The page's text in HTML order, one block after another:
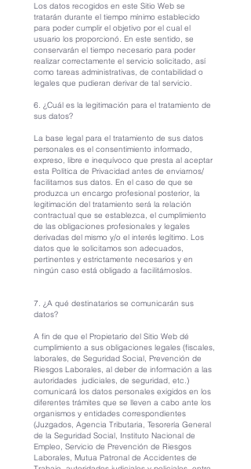
Los datos recogidos en este Sitio Web se
tratarán durante el tiempo mínimo establecido
para poder cumplir el objetivo por el cual el
usuario los proporcionó. En este sentido, se
conservarán el tiempo necesario para poder
realizar correctamente el servicio solicitado, así
como tareas administrativas, de contabilidad o
legales que pudieran derivar de tal servicio.
6. ¿Cuál es la legitimación para el tratamiento de
sus datos?
La base legal para el tratamiento de sus datos
personales es el consentimiento informado,
expreso, libre e inequívoco que presta al aceptar
esta Política de Privacidad antes de enviarnos/
facilitarnos sus datos. En el caso de que se
produzca un encargo profesional posterior, la
legitimación del tratamiento será la relación
contractual que se establezca, el cumplimiento
de las obligaciones profesionales y legales
derivadas del mismo y/o el interés legítimo. Los
datos que le solicitamos son adecuados,
pertinentes y estrictamente necesarios y en
ningún caso está obligado a facilitárnoslos.
7. ¿A qué destinatarios se comunicarán sus
datos?
A fin de que el Propietario del Sitio Web dé
cumplimiento a sus obligaciones legales (fiscales,
laborales, de Seguridad Social, Prevención de
Riesgos Laborales, al deber de información a las
autoridades judiciales, de seguridad, etc.)
comunicará los datos personales exigidos en los
diferentes trámites que se lleven a cabo ante los
organismos y entidades correspondientes
(Juzgados, Agencia Tributaria, Tesorería General
de la Seguridad Social, Instituto Nacional de
Empleo, Servicio de Prevención de Riesgos
Laborales, Mutua Patronal de Accidentes de